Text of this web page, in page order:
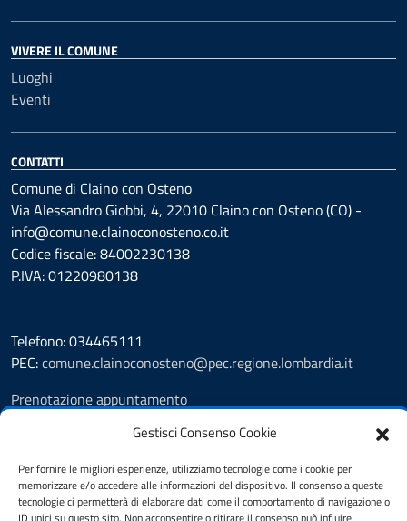
Gestisci Consenso Cookie
Per fornire le migliori esperienze, utilizziamo tecnologie come i cookie per
memorizzare e/o accedere alle informazioni del dispositivo. Il consenso a queste
tecnologie ci permetterà di elaborare dati come il comportamento di navigazione o
VIVERE IL COMUNE
Luoghi
Eventi
CONTATTI
Comune di Claino con Osteno
Via Alessandro Giobbi, 4, 22010 Claino con Osteno (CO) -
info@comune.clainoconosteno.co.it
Codice fiscale: 84002230138
P.IVA: 01220980138
Telefono: 034465111
PEC:comune.clainoconosteno@pec.regione.lombardia.it
Prenotazione appuntamento
Segnalazione disservizio
Amministrazione Trasparente
Albo Pretorio
Informativa privacy